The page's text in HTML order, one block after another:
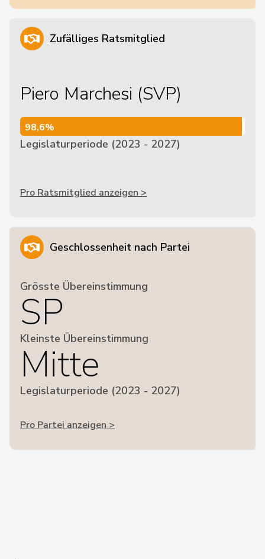
Zufälliges Ratsmitglied
Piero Marchesi (SVP)
98,6%
98,6%
Legislaturperiode (2023 - 2027)
Pro Ratsmitglied anzeigen >
Geschlossenheit nach Partei
Grösste Übereinstimmung
SP
Kleinste Übereinstimmung
Mitte
Legislaturperiode (2023 - 2027)
Pro Partei anzeigen >